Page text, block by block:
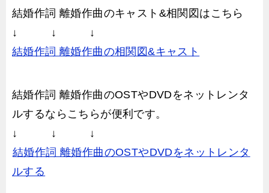
結婚作詞 離婚作曲のキャスト&相関図はこちら
↓ ↓ ↓
結婚作詞 離婚作曲の相関図&キャスト
結婚作詞 離婚作曲のOSTやDVDをネットレンタ
ルするならこちらが便利です。
↓ ↓ ↓
結婚作詞 離婚作曲のOSTやDVDをネットレンタ
ルする